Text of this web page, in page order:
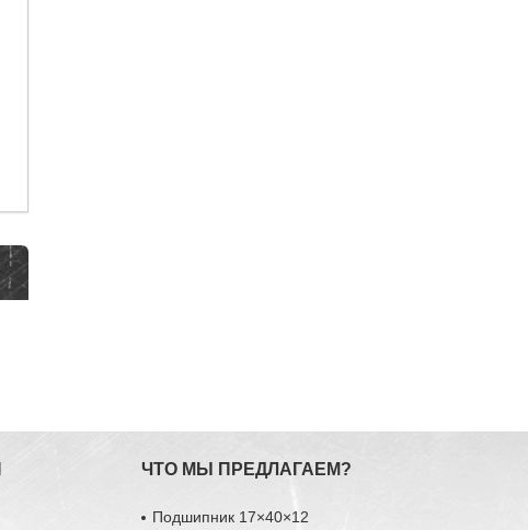
ЧТО МЫ ПРЕДЛАГАЕМ?
Подшипник 17×40×12